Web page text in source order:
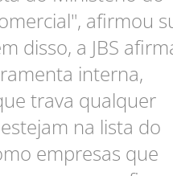
afirmou
disso, a JBS
interna,
trava qualquer
na lista do
empresas que